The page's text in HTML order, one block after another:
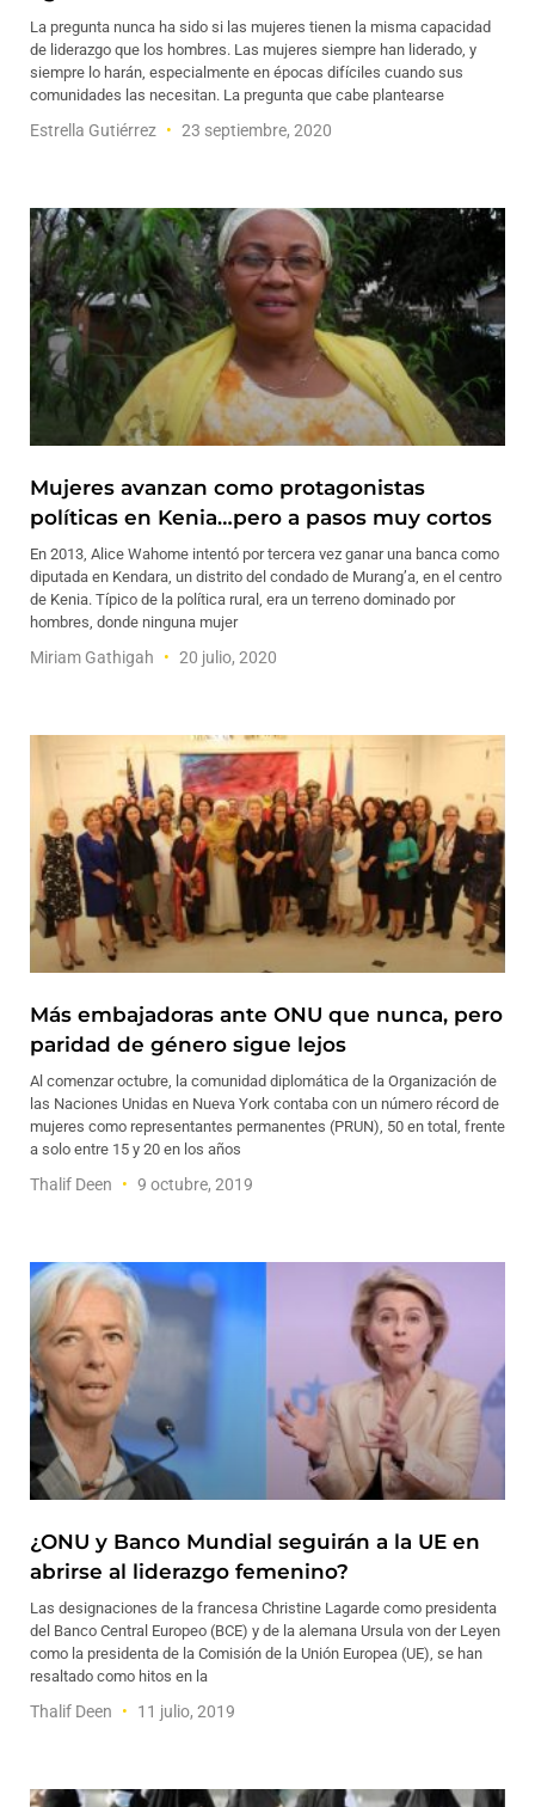
La pregunta nunca ha sido si las mujeres tienen la misma capacidad
de liderazgo que los hombres. Las mujeres siempre han liderado, y
siempre lo harán, especialmente en épocas difíciles cuando sus
comunidades las necesitan. La pregunta que cabe plantearse
Estrella Gutiérrez 23 septiembre, 2020
Mujeres avanzan como protagonistas
políticas en Kenia…pero a pasos muy cortos
En 2013, Alice Wahome intentó por tercera vez ganar una banca como
diputada en Kendara, un distrito del condado de Murang’a, en el centro
de Kenia. Típico de la política rural, era un terreno dominado por
hombres, donde ninguna mujer
Miriam Gathigah 20 julio, 2020
Más embajadoras ante ONU que nunca, pero
paridad de género sigue lejos
Al comenzar octubre, la comunidad diplomática de la Organización de
las Naciones Unidas en Nueva York contaba con un número récord de
mujeres como representantes permanentes (PRUN), 50 en total, frente
a solo entre 15 y 20 en los años
Thalif Deen 9 octubre, 2019
¿ONU y Banco Mundial seguirán a la UE en
abrirse al liderazgo femenino?
Las designaciones de la francesa Christine Lagarde como presidenta
del Banco Central Europeo (BCE) y de la alemana Ursula von der Leyen
como la presidenta de la Comisión de la Unión Europea (UE), se han
resaltado como hitos en la
Thalif Deen 11 julio, 2019